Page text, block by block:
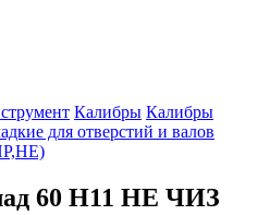
Калибры Калибры
для отверстий и валов
60 H11 НЕ ЧИЗ